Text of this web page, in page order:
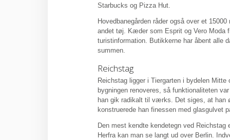
Starbucks og Pizza Hut.
Hovedbanegården råder også over et
andet tøj. Kæder som Esprit og Vero Moda
turistinformation. Butikkerne har åbent alle
summen.
Reichstag
Reichstag ligger i Tiergarten i bydelen
bygningen renoveres, så funktionaliteten
han gik radikalt til værks. Det siges, at han
konstruerede han finessen med glasgulvet
Den mest kendte kendetegn ved
Herfra kan man se langt ud over Berlin.